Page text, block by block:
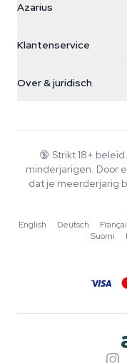
Galvaniweg 11
Nederland
+31(0)204897914
Azarius
Smokeshop
Klantenservice
Retourbeleid
Veelgestelde vragen
Privacybeleid
Over & juridisch
Wiki
Muziek
Redactionele normen
Tools & Calculators
🔞 Strikt 18+
minderjarigen. Door
dat je meerderjarig
English
·Deutsch ·
Suomi
·